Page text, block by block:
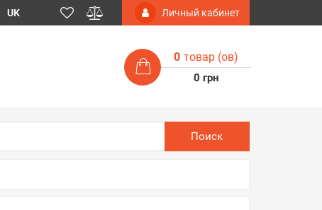
UK Личный кабинет
0 товар (ов)
0 грн
Поиск